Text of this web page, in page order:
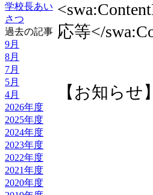
学校長あい
さつ
過去の記事
9月
8月
7月
5月
4月
2026年度
2025年度
2024年度
2023年度
2022年度
2021年度
2020年度
応等</
【お知らせ